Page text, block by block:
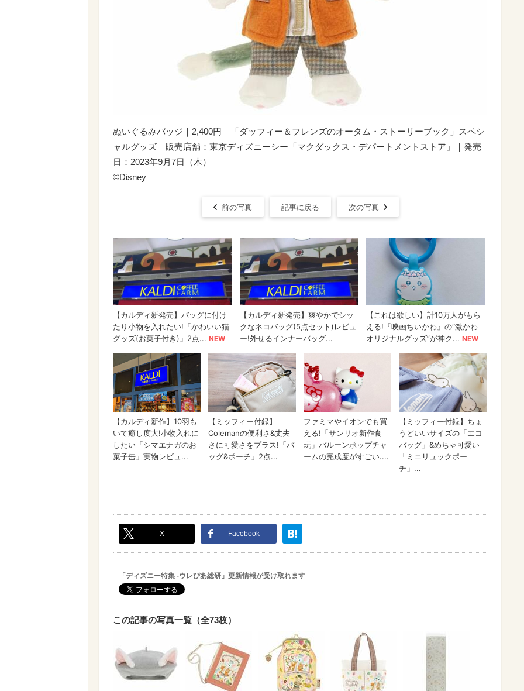
ぬいぐるみバッジ｜2,400円｜「ダッフィー＆フレンズのオータム・ストーリーブック」スペシ
ャルグッズ｜販売店舗：東京ディズニーシー「マクダックス・デパートメントストア」｜発売
日：2023年9月7日（木）
©︎Disney
前の写真 記事に戻る 次の写真
X Facebook
「ディズニー特集 -ウレぴあ総研」更新情報が受け取れます
この記事の写真一覧（全73枚）